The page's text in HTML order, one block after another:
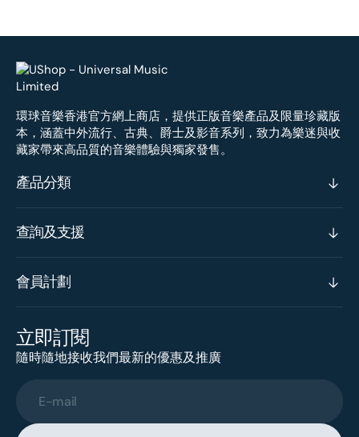
環球音樂香港官方網上商店，提供正版音樂產品及限量珍藏版
本，涵蓋中外流行、古典、爵士及影音系列，致力為樂迷與收
藏家帶來高品質的音樂體驗與獨家發售。
產品分類
查詢及支援
會員計劃
立即訂閱
隨時隨地接收我們最新的優惠及推廣
E-mail